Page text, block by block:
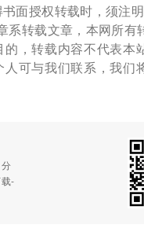
面授权转载时，须注
系转载文章，本网所有
的，转载内容不代表本
可与我们联系，我们
-